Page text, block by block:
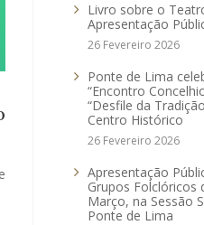
Livro sobre o
Apresentação
26 Fevereiro 2026
Ponte de Lima
“Encontro
“Desfile da
Centro Histórico
26 Fevereiro 2026
Apresentação
Grupos Folclóricos
Março, na Sessão
Ponte de Lima